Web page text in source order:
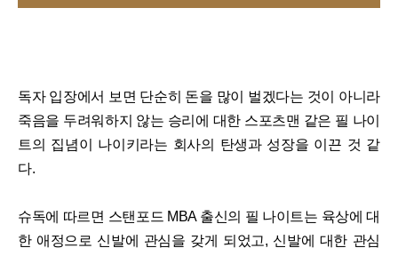
독자 입장에서 보면 단순히 돈을 많이 벌겠다는 것이 아니라
죽음을 두려워하지 않는 승리에 대한 스포츠맨 같은 필 나이
트의 집념이 나이키라는 회사의 탄생과 성장을 이끈 것 같
다.
슈독에 따르면 스탠포드 MBA 출신의 필 나이트는 육상에 대
한 애정으로 신발에 관심을 갖게 되었고, 신발에 대한 관심